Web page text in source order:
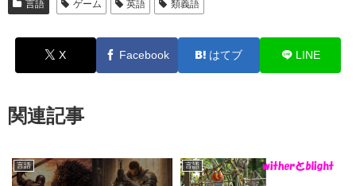
言語 ゲーム 英語 類義語
X Facebook はてブ LINE
関連記事
言語 言語